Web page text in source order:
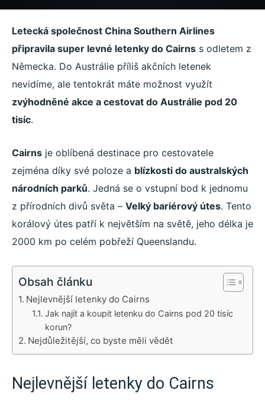
Letecká společnost China Southern Airlines
připravila super levné letenky do Cairns s odletem z
Německa. Do Austrálie příliš akčních letenek
nevidíme, ale tentokrát máte možnost využít
zvýhodněné akce a cestovat do Austrálie pod 20
tisíc.
Cairns je oblíbená destinace pro cestovatele
zejména díky své poloze a blízkosti do australských
národních parků. Jedná se o vstupní bod k jednomu
z přírodních divů světa – Velký bariérový útes. Tento
korálový útes patří k největším na světě, jeho délka je
2000 km po celém pobřeží Queenslandu.
Obsah článku
Nejlevnější letenky do Cairns
Jak najít a koupit letenku do Cairns pod 20 tisíc
korun?
Nejdůležitější, co byste měli vědět
Nejlevnější letenky do Cairns